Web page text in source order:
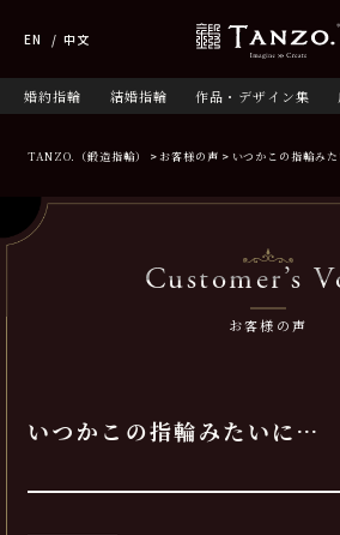
婚約指輪 結婚指輪 作品・デザイン集
EN 中文
TANZO.（鍛造指輪） お客様の声 いつかこの指輪み
Customer’s
お客様の声
いつかこの指輪みたいに…